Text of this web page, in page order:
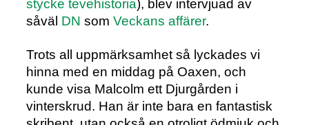
stycke tevehistoria), blev intervjuad av
såväl DN som Veckans affärer.
Trots all uppmärksamhet så lyckades vi
hinna med en middag på Oaxen, och
kunde visa Malcolm ett Djurgården i
vinterskrud. Han är inte bara en fantastisk